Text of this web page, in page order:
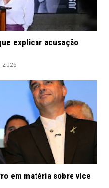
explicar acusação
2026
em matéria sobre vice